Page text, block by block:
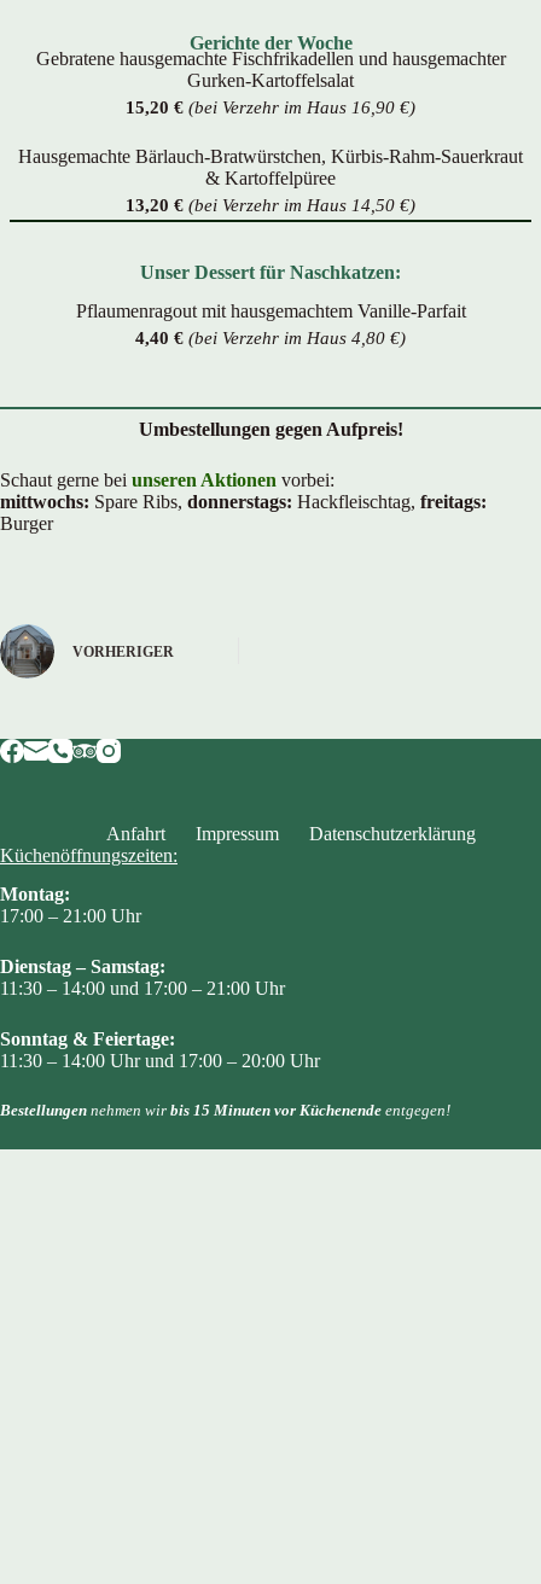
Gerichte der Woche
Gebratene hausgemachte Fischfrikadellen und hausgemachter
Gurken-Kartoffelsalat
15,20 € (bei Verzehr im Haus 16,90 €)
Hausgemachte Bärlauch-Bratwürstchen, Kürbis-Rahm-Sauerkraut
& Kartoffelpüree
13,20 € (bei Verzehr im Haus 14,50 €)
Unser Dessert für Naschkatzen:
Pflaumenragout mit hausgemachtem Vanille-Parfait
4,40 € (bei Verzehr im Haus 4,80 €)
Umbestellungen gegen Aufpreis!
Schaut gerne bei unseren Aktionen vorbei:
mittwochs: Spare Ribs, donnerstags: Hackfleischtag, freitags:
Burger
VORHERIGER
Anfahrt Impressum
Datenschutzerklärung
Küchenöffnungszeiten:
Montag:
17:00 – 21:00 Uhr
Dienstag – Samstag:
11:30 – 14:00 und 17:00 – 21:00 Uhr
Sonntag & Feiertage:
11:30 – 14:00 Uhr und 17:00 – 20:00 Uhr
Bestellungen nehmen wir bis 15 Minuten vor Küchenende entgegen!